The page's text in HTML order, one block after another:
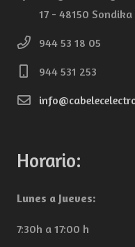
17 - 48150
944 53 18 05
944 531 253
Horario:
Lunes a Jueves:
7:30h a 17:00 h